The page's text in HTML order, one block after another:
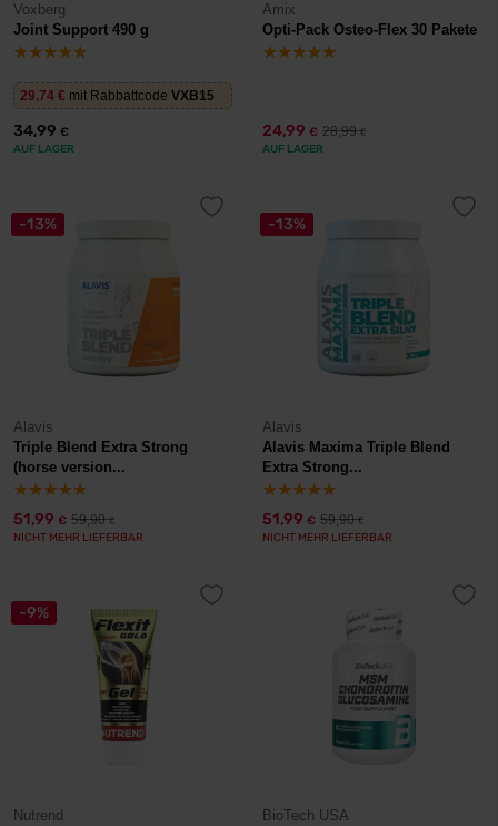
Voxberg
Joint Support 490 g
29,74 € mit Rabbattcode VXB15
34,99 €
AUF LAGER
Amix
Opti-Pack Osteo-Flex 30 Pakete
24,99 € 28,99€
AUF LAGER
-13%
Alavis
Triple Blend Extra Strong
(horse version...
51,99 € 59,90€
NICHT MEHR LIEFERBAR
-13%
Alavis
Alavis Maxima Triple Blend
Extra Strong...
51,99 € 59,90€
NICHT MEHR LIEFERBAR
-9%
Nutrend
BioTech USA